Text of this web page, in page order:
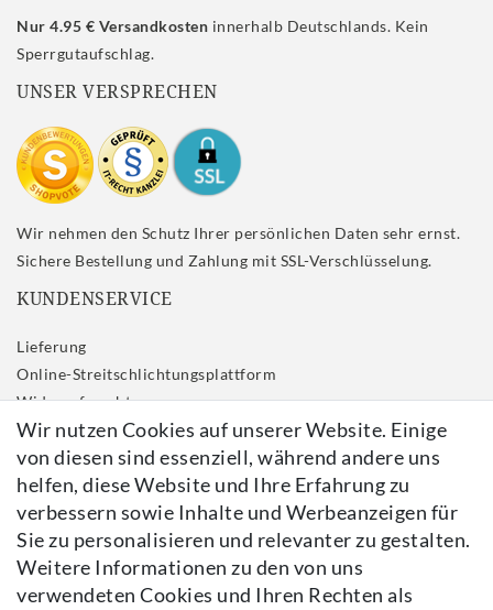
Nur 4.95 € Versandkosten innerhalb Deutschlands. Kein
Sperrgutaufschlag.
UNSER VERSPRECHEN
Wir nehmen den Schutz Ihrer persönlichen Daten sehr ernst.
Sichere Bestellung und Zahlung mit SSL-Verschlüsselung.
KUNDENSERVICE
Lieferung
Online-Streitschlichtungsplattform
Widerrufs­recht
Impressum
Daten­schutz­erklärung
AGB
Kontakt
Vertrag widerrufen
Wir nutzen Cookies auf unserer Website. Einige
von diesen sind essenziell, während andere uns
helfen, diese Website und Ihre Erfahrung zu
verbessern sowie Inhalte und Werbeanzeigen für
Sie zu personalisieren und relevanter zu gestalten.
Weitere Informationen zu den von uns
verwendeten Cookies und Ihren Rechten als